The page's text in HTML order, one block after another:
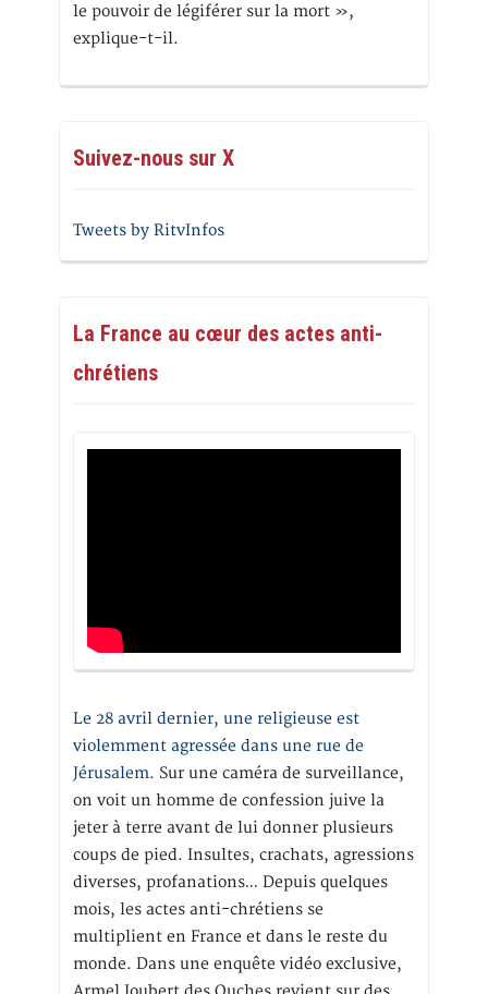
le pouvoir de légiférer sur la mort »,
explique-t-il.
Suivez-nous sur X
Tweets by RitvInfos
La France au cœur des actes anti-
chrétiens
Le 28 avril dernier, une religieuse est
violemment agressée dans une rue de
Jérusalem. Sur une caméra de surveillance,
on voit un homme de confession juive la
jeter à terre avant de lui donner plusieurs
coups de pied. Insultes, crachats, agressions
diverses, profanations… Depuis quelques
mois, les actes anti-chrétiens se
multiplient en France et dans le reste du
monde. Dans une enquête vidéo exclusive,